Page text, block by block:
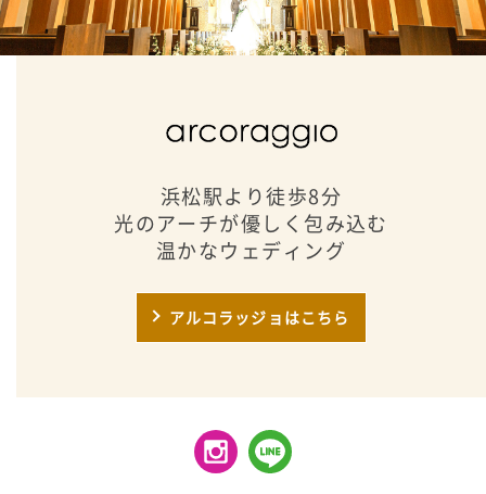
浜松駅より徒歩8分
光のアーチが優しく包み込む
温かなウェディング
アルコラッジョはこちら